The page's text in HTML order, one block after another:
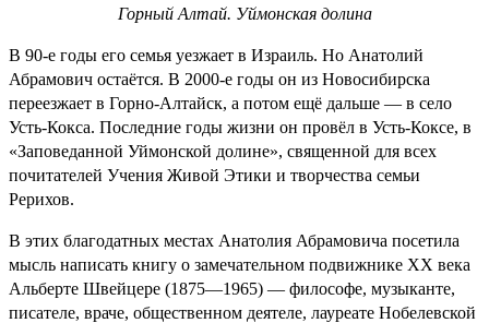
Горный Алтай. Уймонская долина
В 90-е годы его семья уезжает в Израиль. Но Анатолий
Абрамович остаётся. В 2000-е годы он из Новосибирска
переезжает в Горно-Алтайск, а потом ещё дальше — в село
Усть-Кокса. Последние годы жизни он провёл в Усть-Коксе, в
«Заповеданной Уймонской долине», священной для всех
почитателей Учения Живой Этики и творчества семьи
Рерихов.
В этих благодатных местах Анатолия Абрамовича посетила
мысль написать книгу о замечательном подвижнике XX века
Альберте Швейцере (1875—1965) — философе, музыканте,
писателе, враче, общественном деятеле, лауреате Нобелевской